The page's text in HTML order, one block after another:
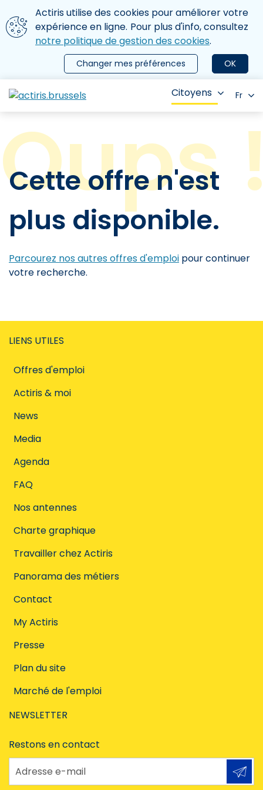
Aller au contenu principal
Nous utilisons des cookies
Actiris utilise des cookies pour améliorer votre
expérience en ligne. Pour plus d'info, consultez
notre politique de gestion des cookies.
OK
Changer mes préférences
le menu
Citoyens Fr
Cette offre n'est
plus disponible.
Parcourez nos autres offres d'emploi pour continuer
votre recherche.
LIENS UTILES
Offres d'emploi
Actiris & moi
News
Media
Agenda
FAQ
Nos antennes
Charte graphique
Travailler chez Actiris
Panorama des métiers
Contact
My Actiris
Presse
Plan du site
Marché de l'emploi
NEWSLETTER
Restons en contact
Adresse e-mail